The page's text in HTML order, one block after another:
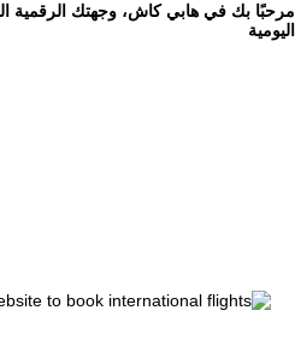
مرحبًا بك في هابي كاش، وجهتك الرقمية
اليومية